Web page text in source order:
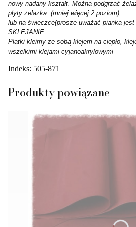
nowy nadany kształt. Można podgrzać
płyty żelazka (mniej więcej 2 poziom),
lub na świeczce(prosze uważać pianka jest
SKLEJANIE:
Płatki kleimy ze sobą klejem na ciepło,
wszelkimi klejami cyjanoakrylowymi
Indeks: 505-871
Produkty powiązane